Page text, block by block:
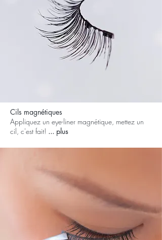
Cils magnétiques
Appliquez un eye-liner magnétique, mettez un
cil, c'est fait! ... plus